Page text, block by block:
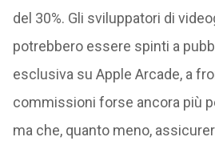
del 30%. Gli sviluppatori di
potrebbero essere spinti a
esclusiva su Apple Arcade, a
commissioni forse ancora più
ma che, quanto meno,